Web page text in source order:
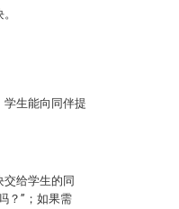
学生能向同伴提
给学生的同
？”；如果需